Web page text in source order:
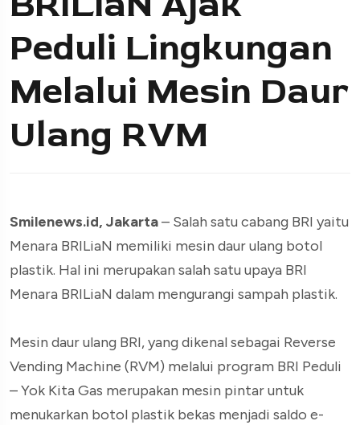
Peduli Lingkungan
Melalui Mesin Daur
Ulang RVM
Smilenews.id, Jakarta– Salah satu cabang BRI yaitu
Menara BRILiaN memiliki mesin daur ulang botol
plastik. Hal ini merupakan salah satu upaya BRI
Menara BRILiaN dalam mengurangi sampah plastik.
Mesin daur ulang BRI, yang dikenal sebagai Reverse
Vending Machine (RVM) melalui program BRI Peduli
– Yok Kita Gas merupakan mesin pintar untuk
menukarkan botol plastik bekas menjadi saldo e-